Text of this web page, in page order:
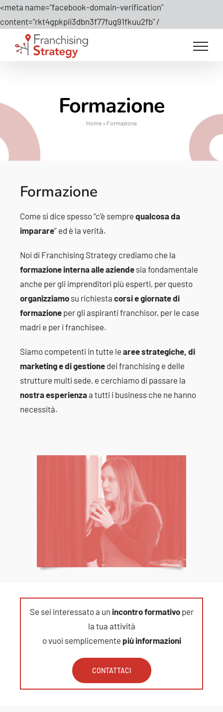
<meta name="facebook-domain-verification"
content="rkt4gpkpii3dbn3f77fug91fkuu2fb" /
contenuto
Formazione
Home » Formazione
Formazione
Come si dice spesso “c’è sempre qualcosa da
imparare” ed è la verità.
Noi di Franchising Strategy crediamo che la
formazione interna alle aziende sia fondamentale
anche per gli imprenditori più esperti, per questo
organizziamo su richiesta corsi e giornate di
formazione per gli aspiranti franchisor, per le case
madri e per i franchisee.
Siamo competenti in tutte le aree strategiche, di
marketing e di gestione dei franchising e delle
strutture multi sede, e cerchiamo di passare la
nostra esperienzaa tutti i business che ne hanno
necessità.
Se sei interessato a un incontro formativo per
la tua attività
o vuoi semplicemente più informazioni
CONTATTACI